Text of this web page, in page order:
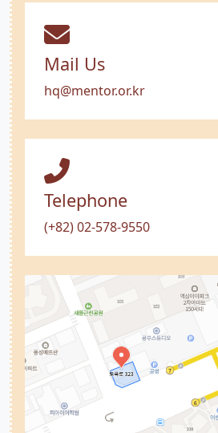
Mail Us
hq@mentor.or.kr
Telephone
(+82) 02-578-9550